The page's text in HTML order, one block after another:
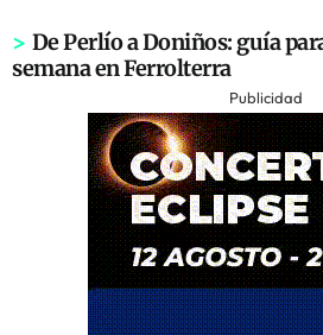
> De Perlío a Doniños: guía
semana en Ferrolterra
Publicidad